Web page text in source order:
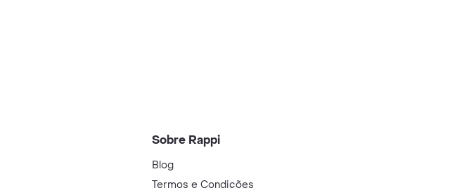
Sobre Rappi
Blog
Termos e Condições